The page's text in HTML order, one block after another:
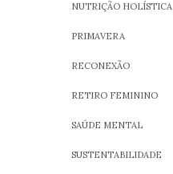
NUTRIÇÃO HOLÍSTICA
PRIMAVERA
RECONEXÃO
RETIRO FEMININO
SAÚDE MENTAL
SUSTENTABILIDADE